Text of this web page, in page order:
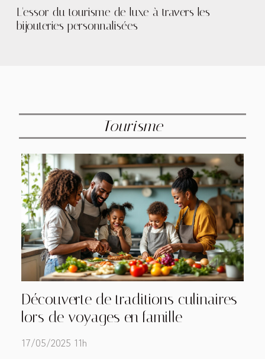
L'essor du tourisme de luxe à travers les
bijouteries personnalisées
Tourisme
Découverte de traditions culinaires
lors de voyages en famille
17/05/2025 11h